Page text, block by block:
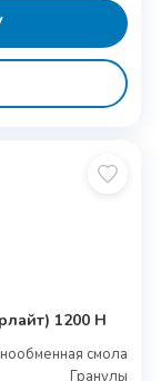
1200 H
смола
Гранулы